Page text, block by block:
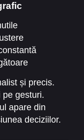
și precis.
pe gesturi.
apare din
deciziilor.